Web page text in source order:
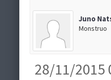
Juno
Monstruo
28/11/2015